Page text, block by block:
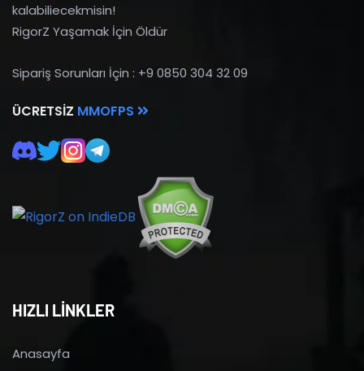
kalabiliecekmisin!
RigorZ Yaşamak İçin Öldür
Sipariş Sorunları İçin : +9 0850 304 32 09
ÜCRETSIZ MMOFPS
HIZLI LİNKLER
Anasayfa